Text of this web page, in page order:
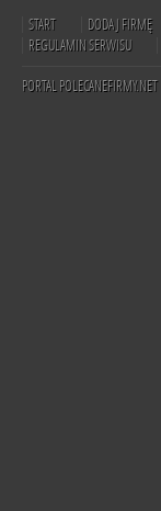
START DODAJ FIRMĘ
REGULAMIN SERWISU
PORTAL POLECANEFIRMY.NET